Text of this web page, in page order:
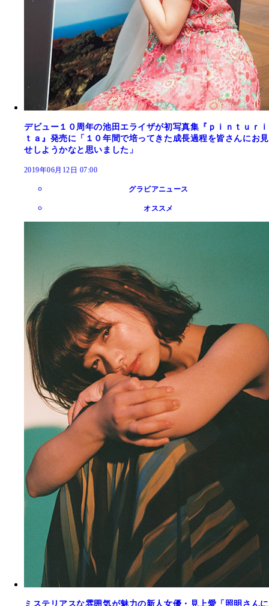
デビュー１０周年の池田エライザが初写真集『ｐｉｎｔｕｒｉ
ｔａ』発売に「１０年間で培ってきた成長過程を皆さんにお見
せしようかなと思いました」
2019年06月12日 07:00
グラビアニュース
オススメ
ミステリアスな雰囲気が魅力の新人女優・見上愛「照明さんに